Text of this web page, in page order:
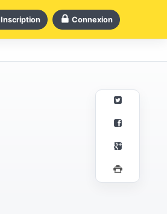
Inscription Connexion